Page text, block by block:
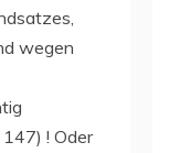
wegen
! Oder